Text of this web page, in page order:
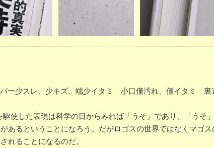
少スレ、少キズ、端少イタミ 小口僅汚れ、僅イタミ 裏
使した表現は科学の目からみれば「うそ」であり、「うそ
あるということになろう。だがロゴスの世界ではなくマゴ
れることになるのだ。